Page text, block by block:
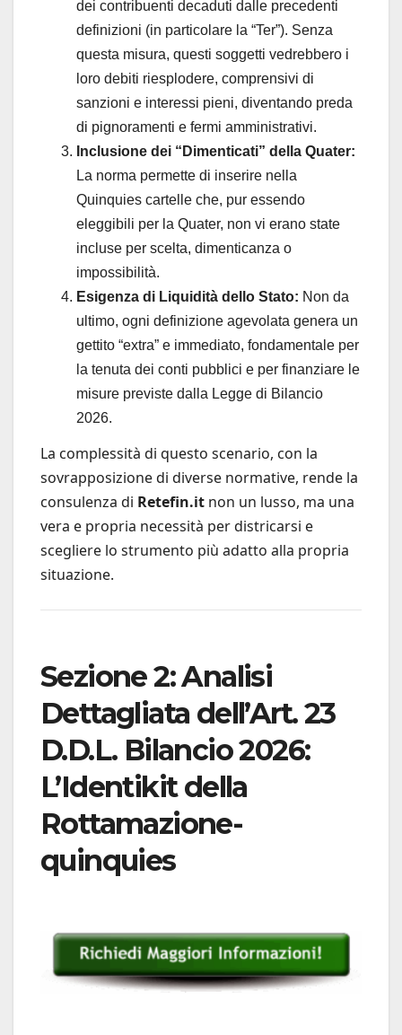
dei contribuenti decaduti dalle precedenti
definizioni (in particolare la “Ter”). Senza
questa misura, questi soggetti vedrebbero i
loro debiti riesplodere, comprensivi di
sanzioni e interessi pieni, diventando preda
di pignoramenti e fermi amministrativi.
Inclusione dei “Dimenticati” della Quater:
La norma permette di inserire nella
Quinquies cartelle che, pur essendo
eleggibili per la Quater, non vi erano state
incluse per scelta, dimenticanza o
impossibilità.
Esigenza di Liquidità dello Stato: Non da
ultimo, ogni definizione agevolata genera un
gettito “extra” e immediato, fondamentale per
la tenuta dei conti pubblici e per finanziare le
misure previste dalla Legge di Bilancio
2026.
La complessità di questo scenario, con la
sovrapposizione di diverse normative, rende la
consulenza di Retefin.it non un lusso, ma una
vera e propria necessità per districarsi e
scegliere lo strumento più adatto alla propria
situazione.
Sezione 2: Analisi
Dettagliata dell’Art. 23
D.D.L. Bilancio 2026:
L’Identikit della
Rottamazione-
quinquies